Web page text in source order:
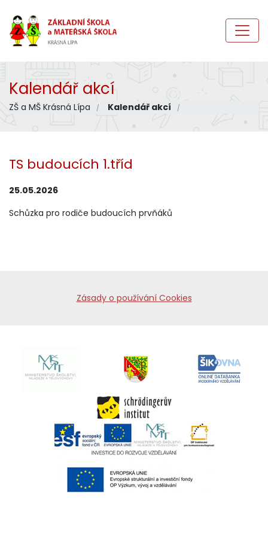
Kalendář akcí
ZŠ a MŠ Krásná Lípa Kalendář akcí
TS budoucích 1.tříd
25.05.2026
Schůzka pro rodiče budoucích prvňáků
Zásady o používání Cookies